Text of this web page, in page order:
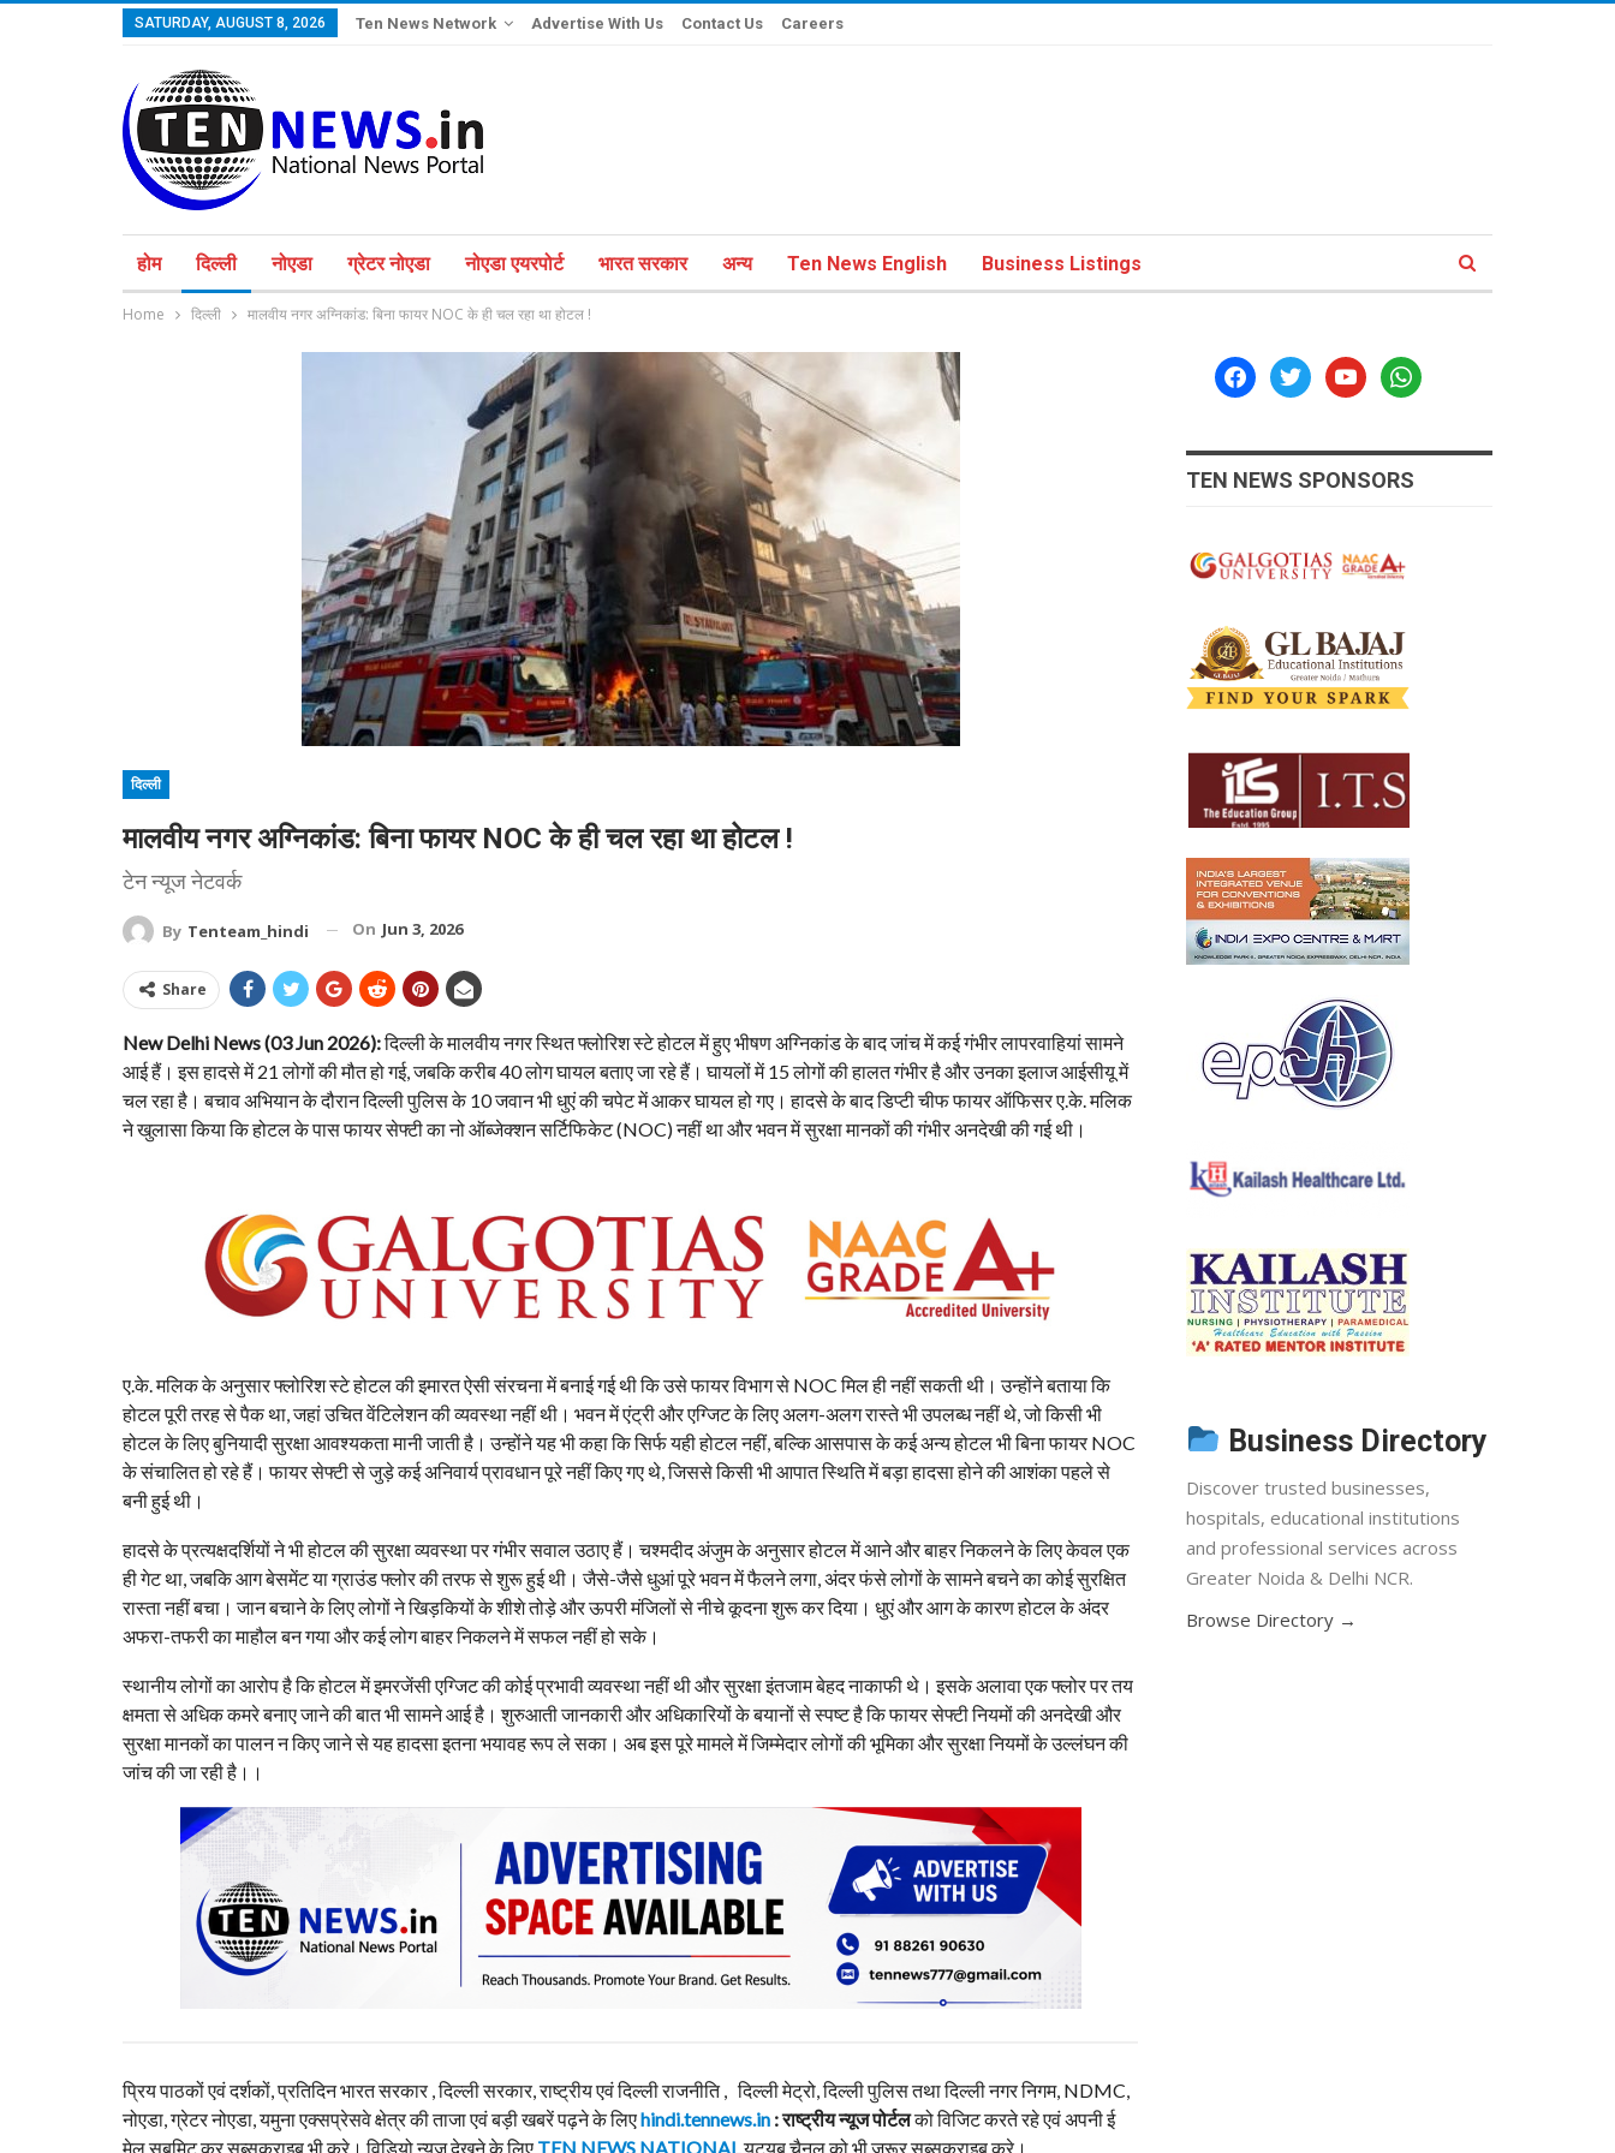
SATURDAY, AUGUST 8, 2026 Ten News Network Advertise With Us Contact Us Careers
होम दिल्ली नोएडा ग्रेटर नोएडा नोएडा एयरपोर्ट भारत सरकार अन्य Ten News English Business Listings
Home दिल्ली मालवीय नगर अग्निकांड: बिना फायर NOC के ही चल रहा था होटल !
दिल्ली
मालवीय नगर अग्निकांड: बिना फायर NOC के ही चल रहा था होटल !
टेन न्यूज नेटवर्क
By Tenteam_hindi On Jun 3, 2026
Share
New Delhi News (03 Jun 2026):दिल्ली के मालवीय नगर स्थित फ्लोरिश स्टे होटल में हुए भीषण अग्निकांड के बाद जांच में कई गंभीर लापरवाहियां सामने
आई हैं। इस हादसे में 21 लोगों की मौत हो गई, जबकि करीब 40 लोग घायल बताए जा रहे हैं। घायलों में 15 लोगों की हालत गंभीर है और उनका इलाज आईसीयू में
चल रहा है। बचाव अभियान के दौरान दिल्ली पुलिस के 10 जवान भी धुएं की चपेट में आकर घायल हो गए। हादसे के बाद डिप्टी चीफ फायर ऑफिसर ए.के. मलिक
ने खुलासा किया कि होटल के पास फायर सेफ्टी का नो ऑब्जेक्शन सर्टिफिकेट (NOC) नहीं था और भवन में सुरक्षा मानकों की गंभीर अनदेखी की गई थी।
ए.के. मलिक के अनुसार फ्लोरिश स्टे होटल की इमारत ऐसी संरचना में बनाई गई थी कि उसे फायर विभाग से NOC मिल ही नहीं सकती थी। उन्होंने बताया कि
होटल पूरी तरह से पैक था, जहां उचित वेंटिलेशन की व्यवस्था नहीं थी। भवन में एंट्री और एग्जिट के लिए अलग-अलग रास्ते भी उपलब्ध नहीं थे, जो किसी भी
होटल के लिए बुनियादी सुरक्षा आवश्यकता मानी जाती है। उन्होंने यह भी कहा कि सिर्फ यही होटल नहीं, बल्कि आसपास के कई अन्य होटल भी बिना फायर NOC
के संचालित हो रहे हैं। फायर सेफ्टी से जुड़े कई अनिवार्य प्रावधान पूरे नहीं किए गए थे, जिससे किसी भी आपात स्थिति में बड़ा हादसा होने की आशंका पहले से
बनी हुई थी।
हादसे के प्रत्यक्षदर्शियों ने भी होटल की सुरक्षा व्यवस्था पर गंभीर सवाल उठाए हैं। चश्मदीद अंजुम के अनुसार होटल में आने और बाहर निकलने के लिए केवल एक
ही गेट था, जबकि आग बेसमेंट या ग्राउंड फ्लोर की तरफ से शुरू हुई थी। जैसे-जैसे धुआं पूरे भवन में फैलने लगा, अंदर फंसे लोगों के सामने बचने का कोई सुरक्षित
रास्ता नहीं बचा। जान बचाने के लिए लोगों ने खिड़कियों के शीशे तोड़े और ऊपरी मंजिलों से नीचे कूदना शुरू कर दिया। धुएं और आग के कारण होटल के अंदर
अफरा-तफरी का माहौल बन गया और कई लोग बाहर निकलने में सफल नहीं हो सके।
स्थानीय लोगों का आरोप है कि होटल में इमरजेंसी एग्जिट की कोई प्रभावी व्यवस्था नहीं थी और सुरक्षा इंतजाम बेहद नाकाफी थे। इसके अलावा एक फ्लोर पर तय
क्षमता से अधिक कमरे बनाए जाने की बात भी सामने आई है। शुरुआती जानकारी और अधिकारियों के बयानों से स्पष्ट है कि फायर सेफ्टी नियमों की अनदेखी और
सुरक्षा मानकों का पालन न किए जाने से यह हादसा इतना भयावह रूप ले सका। अब इस पूरे मामले में जिम्मेदार लोगों की भूमिका और सुरक्षा नियमों के उल्लंघन की
जांच की जा रही है।।
प्रिय पाठकों एवं दर्शकों, प्रतिदिन भारत सरकार , दिल्ली सरकार, राष्ट्रीय एवं दिल्ली राजनीति , दिल्ली मेट्रो, दिल्ली पुलिस तथा दिल्ली नगर निगम, NDMC,
नोएडा, ग्रेटर नोएडा, यमुना एक्सप्रेसवे क्षेत्र की ताजा एवं बड़ी खबरें पढ़ने के लिएhindi.tennews.in : राष्ट्रीय न्यूज पोर्टलको विजिट करते रहे एवं अपनी ई
मेल सबमिट कर सब्सक्राइब भी करे। विडियो न्यूज़ देखने के लिए TEN NEWS NATIONAL यूट्यूब चैनल को भी ज़रूर सब्सक्राइब करे।
facebooktwitteryoutubewhatsapp
TEN NEWS SPONSORS
Business Directory
Discover trusted businesses,
hospitals, educational institutions
and professional services across
Greater Noida & Delhi NCR.
Browse Directory →